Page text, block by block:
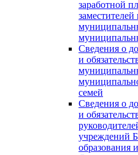
заработной
Сведения о
и
семей
Сведения о
и
учреждений
образования